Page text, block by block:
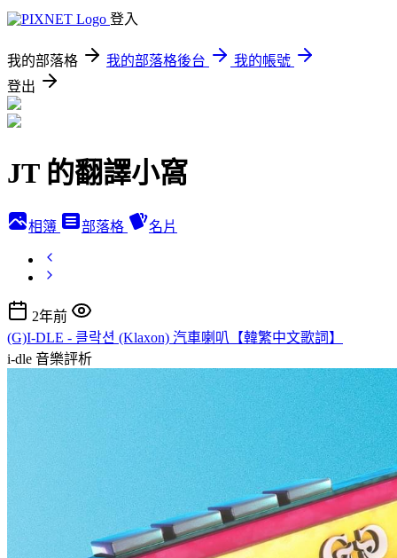
登入
我的部落格 我的部落格後台
我的帳號
登出
JT 的翻譯小窩
相簿 部落格 名片
2年前
(G)I-DLE - 클락션 (Klaxon) 汽車喇叭【韓繁中文歌詞】
i-dle 音樂評析